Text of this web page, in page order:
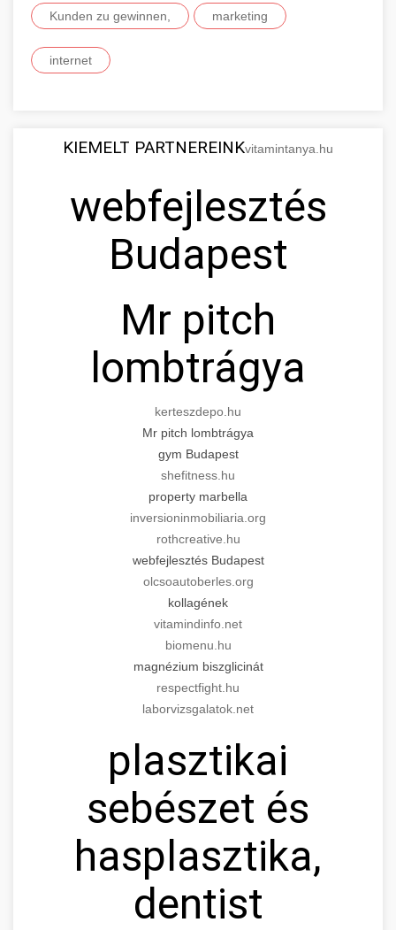
Kunden zu gewinnen, marketing
internet
KIEMELT PARTNEREINKvitamintanya.hu
webfejlesztés
Budapest
Mr pitch
lombtrágya
kerteszdepo.hu
Mr pitch lombtrágya
gym Budapest
shefitness.hu
property marbella
inversioninmobiliaria.org
rothcreative.hu
webfejlesztés Budapest
olcsoautoberles.org
kollagének
vitamindinfo.net
biomenu.hu
magnézium biszglicinát
respectfight.hu
laborvizsgalatok.net
plasztikai
sebészet és
hasplasztika,
dentist